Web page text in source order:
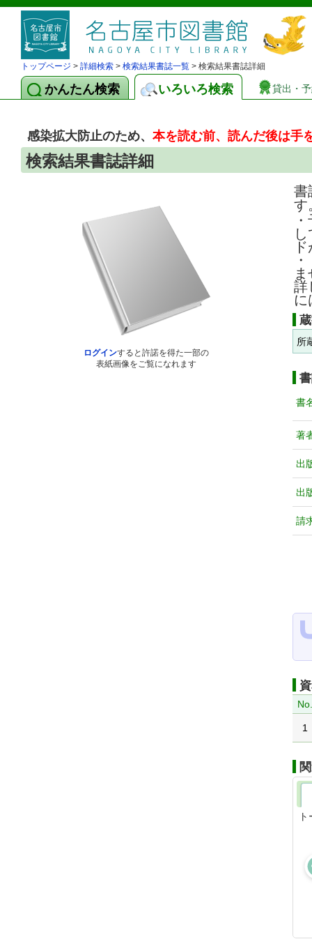
トップページ > 詳細検索 > 検索結果書誌一覧 > 検索結果書誌詳細
かんたん検索 いろいろ検索 貸出・
感染拡大防止のため、本を読む前、読んだ後は手
検索結果書誌詳細
ログインすると許諾を得た一部の
表紙画像をご覧になれます
書
す
詳
に
所
書
著
出
出
請
1